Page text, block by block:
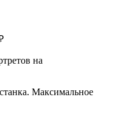
на
Максимальное